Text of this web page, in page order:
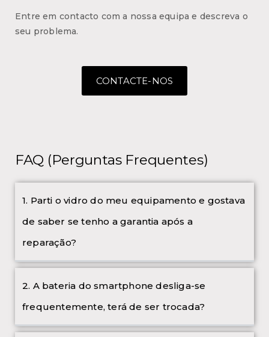
Entre em contacto com a nossa equipa e descreva o
seu problema.
CONTACTE-NOS
FAQ (Perguntas Frequentes)
1. Parti o vidro do meu equipamento e gostava
de saber se tenho a garantia após a
reparação?
2. A bateria do smartphone desliga-se
frequentemente, terá de ser trocada?